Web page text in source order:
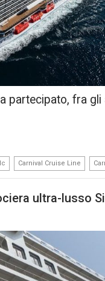
partecipato, fra
Carnival Cruise Line
ultra-lusso